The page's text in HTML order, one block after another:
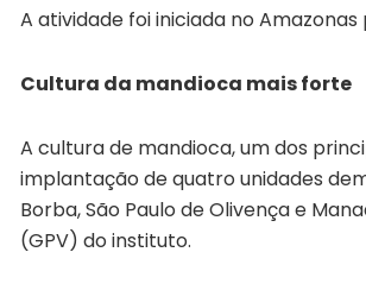
A atividade foi iniciada no Amazonas
Cultura da mandioca mais forte
A cultura de mandioca, um dos
implantação de quatro unidades
Borba, São Paulo de Olivença e
(GPV) do instituto.